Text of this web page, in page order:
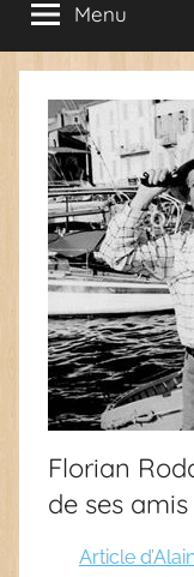
Menu
Florian
de ses
Article